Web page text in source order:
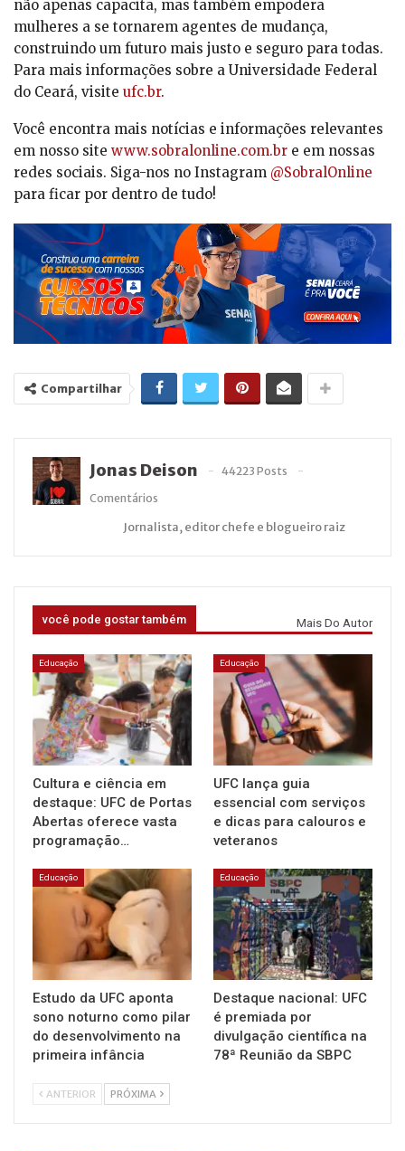
não apenas capacita, mas também empodera
mulheres a se tornarem agentes de mudança,
construindo um futuro mais justo e seguro para todas.
Para mais informações sobre a Universidade Federal
do Ceará, visite ufc.br.
Você encontra mais notícias e informações relevantes
em nosso site www.sobralonline.com.br e em nossas
redes sociais. Siga-nos no Instagram @SobralOnline
para ficar por dentro de tudo!
Compartilhar
Jonas Deison
44223 Posts
Comentários
Jornalista, editor chefe e blogueiro raiz
você pode gostar também Mais Do Autor
Educação
Cultura e ciência em
destaque: UFC de Portas
Abertas oferece vasta
programação…
Educação
UFC lança guia
essencial com serviços
e dicas para calouros e
veteranos
Educação
Estudo da UFC aponta
sono noturno como pilar
do desenvolvimento na
primeira infância
Educação
Destaque nacional: UFC
é premiada por
divulgação científica na
78ª Reunião da SBPC
ANTERIOR PRÓXIMA